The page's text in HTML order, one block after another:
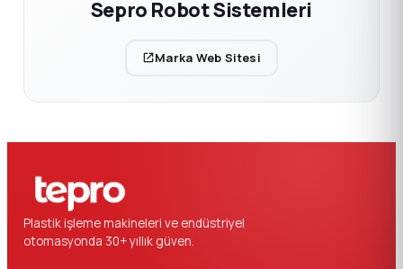
Sepro Robot Sistemleri
Marka Web Sitesi
Plastik işleme makineleri ve endüstriyel
otomasyonda 30+ yıllık güven.